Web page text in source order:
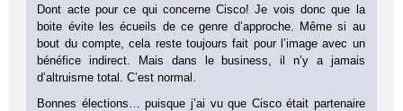
Dont acte pour ce qui concerne Cisco! Je vois donc que la
boite évite les écueils de ce genre d’approche. Même si au
bout du compte, cela reste toujours fait pour l’image avec un
bénéfice indirect. Mais dans le business, il n’y a jamais
d’altruisme total. C’est normal.
Bonnes élections… puisque j’ai vu que Cisco était partenaire